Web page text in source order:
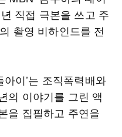
직접 극본을 쓰고 주
촬영 비하인드를 전
아이’는 조직폭력배와
의 이야기를 그린 액
을 집필하고 주연을